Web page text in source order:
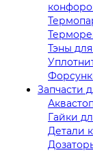
Тэны
Запчасти
Гайки
Детали